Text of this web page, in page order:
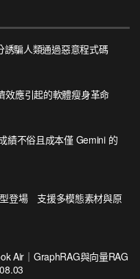
誘騙人類通過惡意程式碼
效應引起的軟體瘦身革命
績不俗且成本僅 Gemini 的
登場 支援多模態素材與原
Air｜GraphRAG與向量RAG